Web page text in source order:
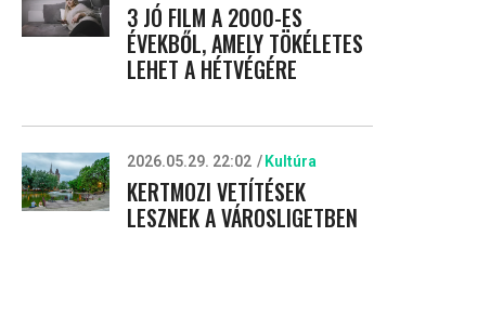
3 JÓ FILM A 2000-ES
ÉVEKBŐL, AMELY TÖKÉLETES
LEHET A HÉTVÉGÉRE
2026.05.29. 22:02 Kultúra
KERTMOZI VETÍTÉSEK
LESZNEK A VÁROSLIGETBEN